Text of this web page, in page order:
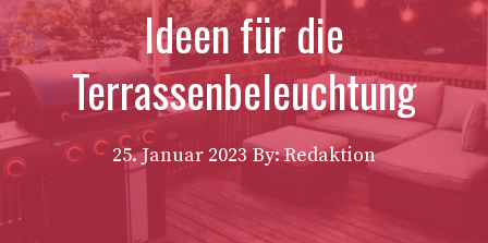
Ideen für die
Terrassenbeleuchtung
25. Januar 2023 By: Redaktion